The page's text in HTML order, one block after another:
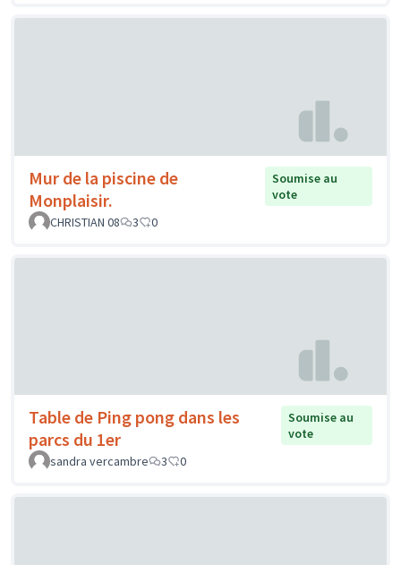
Mur de la piscine de
Monplaisir.
Soumise au
vote
CHRISTIAN 08
3 0
Table de Ping pong dans les
parcs du 1er
Soumise au
vote
sandra vercambre
3 0